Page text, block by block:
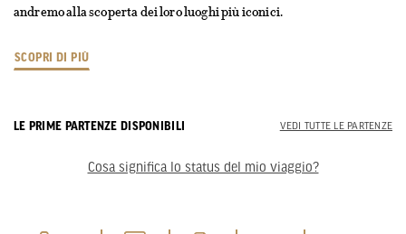
andremo alla scoperta dei loro luoghi più iconici.
SCOPRI DI PIÙ
LE PRIME PARTENZE DISPONIBILI VEDI TUTTE LE PARTENZE
Cosa significa lo status del mio viaggio?